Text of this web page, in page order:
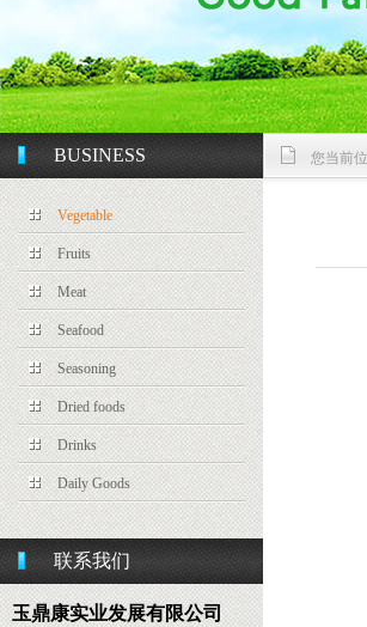
BUSINESS
Vegetable
Fruits
Meat
Seafood
Seasoning
Dried foods
Drinks
Daily Goods
联系我们
玉鼎康实业发展有限公司
您当前